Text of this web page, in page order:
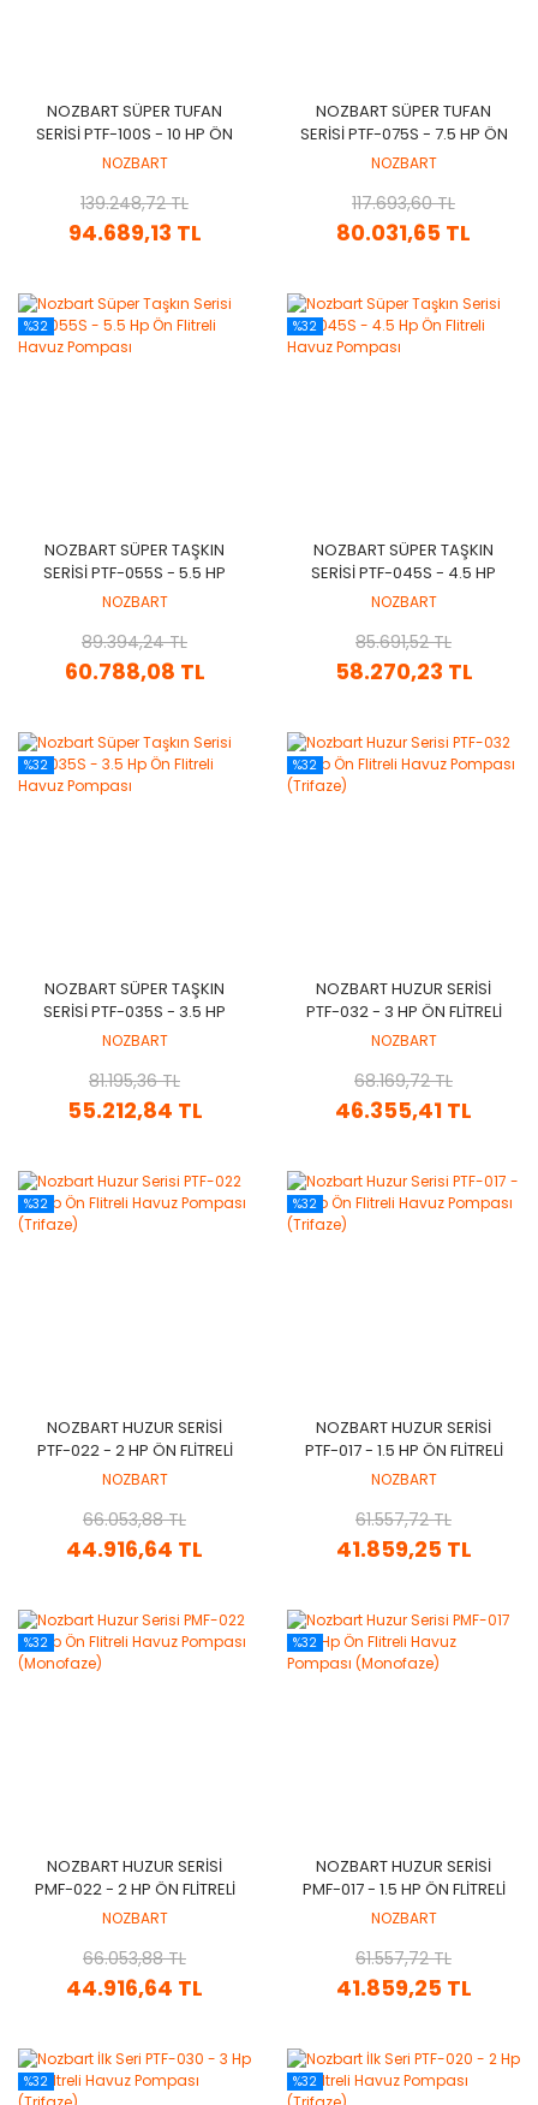
NOZBART SÜPER TUFAN
SERISI PTF-100S - 10 HP ÖN
FILTRELI HAVUZ POMPASI
NOZBART
94.689,13 TL
139.248,72 TL
NOZBART SÜPER TUFAN
SERISI PTF-075S - 7.5 HP ÖN
FILTRELI HAVUZ POMPASI
NOZBART
80.031,65 TL
117.693,60 TL
%32
NOZBART SÜPER TAŞKIN
SERISI PTF-055S - 5.5 HP
ÖN FLITRELI HAVUZ
NOZBART
60.788,08 TL
89.394,24 TL
%32
NOZBART SÜPER TAŞKIN
SERISI PTF-045S - 4.5 HP
ÖN FLITRELI HAVUZ
NOZBART
58.270,23 TL
85.691,52 TL
%32
NOZBART SÜPER TAŞKIN
SERISI PTF-035S - 3.5 HP
ÖN FLITRELI HAVUZ
NOZBART
55.212,84 TL
81.195,36 TL
%32
NOZBART HUZUR SERISI
PTF-032 - 3 HP ÖN FLITRELI
HAVUZ POMPASI (TRIFAZE)
NOZBART
46.355,41 TL
68.169,72 TL
%32
NOZBART HUZUR SERISI
PTF-022 - 2 HP ÖN FLITRELI
HAVUZ POMPASI (TRIFAZE)
NOZBART
44.916,64 TL
66.053,88 TL
%32
NOZBART HUZUR SERISI
PTF-017 - 1.5 HP ÖN FLITRELI
HAVUZ POMPASI (TRIFAZE)
NOZBART
41.859,25 TL
61.557,72 TL
%32
NOZBART HUZUR SERISI
PMF-022 - 2 HP ÖN FLITRELI
HAVUZ POMPASI
NOZBART
44.916,64 TL
66.053,88 TL
%32
NOZBART HUZUR SERISI
PMF-017 - 1.5 HP ÖN FLITRELI
HAVUZ POMPASI
NOZBART
41.859,25 TL
61.557,72 TL
%32 %32